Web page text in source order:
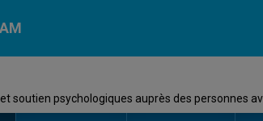
soutien psychologiques auprès des personnes